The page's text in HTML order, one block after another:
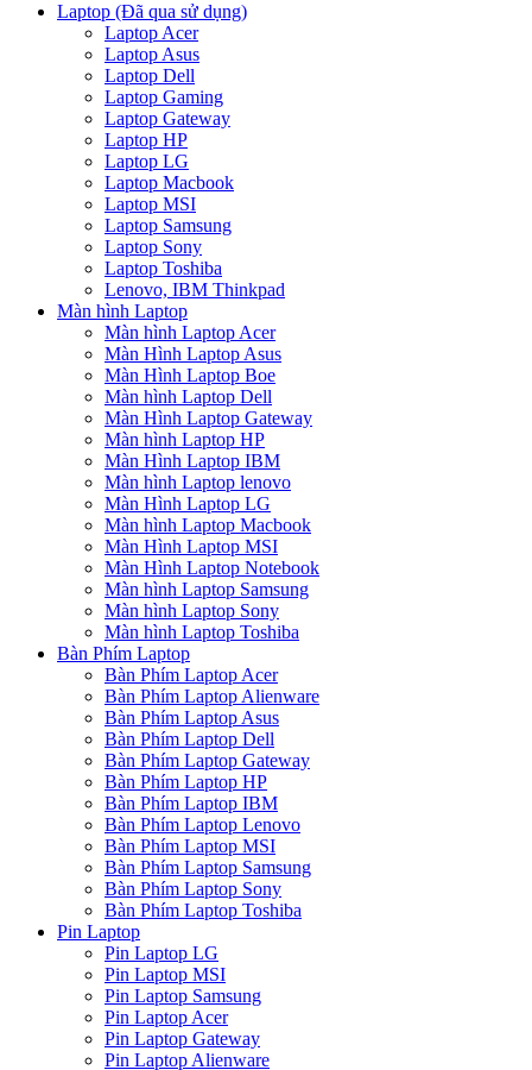
Laptop (Đã qua sử dụng)
Laptop Acer
Laptop Asus
Laptop Dell
Laptop Gaming
Laptop Gateway
Laptop HP
Laptop LG
Laptop Macbook
Laptop MSI
Laptop Samsung
Laptop Sony
Laptop Toshiba
Lenovo, IBM Thinkpad
Màn hình Laptop
Màn hình Laptop Acer
Màn Hình Laptop Asus
Màn Hình Laptop Boe
Màn hình Laptop Dell
Màn Hình Laptop Gateway
Màn hình Laptop HP
Màn Hình Laptop IBM
Màn hình Laptop lenovo
Màn Hình Laptop LG
Màn hình Laptop Macbook
Màn Hình Laptop MSI
Màn Hình Laptop Notebook
Màn hình Laptop Samsung
Màn hình Laptop Sony
Màn hình Laptop Toshiba
Bàn Phím Laptop
Bàn Phím Laptop Acer
Bàn Phím Laptop Alienware
Bàn Phím Laptop Asus
Bàn Phím Laptop Dell
Bàn Phím Laptop Gateway
Bàn Phím Laptop HP
Bàn Phím Laptop IBM
Bàn Phím Laptop Lenovo
Bàn Phím Laptop MSI
Bàn Phím Laptop Samsung
Bàn Phím Laptop Sony
Bàn Phím Laptop Toshiba
Pin Laptop
Pin Laptop LG
Pin Laptop MSI
Pin Laptop Samsung
Pin Laptop Acer
Pin Laptop Gateway
Pin Laptop Alienware